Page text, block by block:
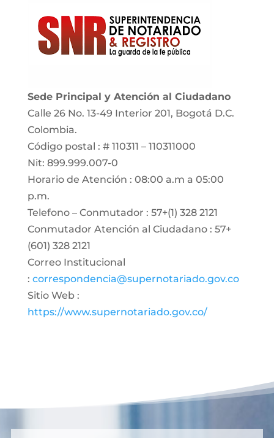
Sede Principal y Atención al Ciudadano
Calle 26 No. 13-49 Interior 201, Bogotá D.C.
Colombia.
Código postal : # 110311 – 110311000
Nit: 899.999.007-0
Horario de Atención : 08:00 a.m a 05:00
p.m.
Telefono – Conmutador : 57+(1) 328 2121
Conmutador Atención al Ciudadano : 57+
(601) 328 2121
Correo Institucional
: correspondencia@supernotariado.gov.co
Sitio Web :
https://www.supernotariado.gov.co/